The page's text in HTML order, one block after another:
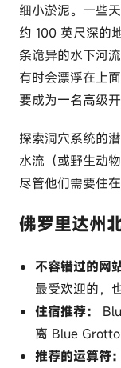
细小淤泥。一些
约 100 英尺深的
条诡异的水下河
有时会漂浮在上
要成为一名高级
探索洞穴系统的
水流（或野生动
尽管他们需要住
佛罗里达州
不容错过的网站
最受欢迎的，
住宿推荐：
离 Blue
推荐的运算符：